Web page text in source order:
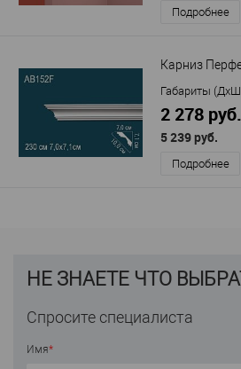
Подробнее
Карниз
Габариты
2 278
5 239 руб.
Подробнее
НЕ ЗНАЕТЕ ЧТО
Спросите специалиста
Имя*